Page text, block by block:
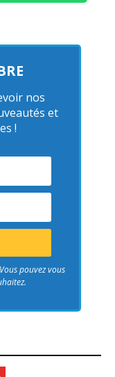
nos
et
!
pouvez vous